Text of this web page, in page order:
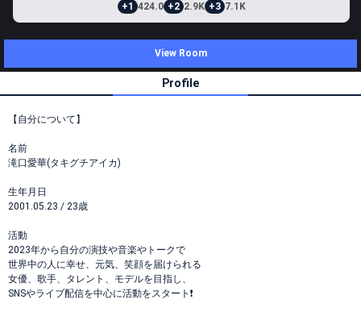
+1 424.0 +2 2.9K +3 7.1K
View Room
Profile
【自分について】
名前
滝口愛華(タキグチアイカ)
生年月日
2001.05.23 / 23歳
活動
2023年から自分の演技や音楽やトークで
世界中の人に幸せ、元気、笑顔を届けられる
女優、歌手、タレント、モデルを目指し、
SNSやライブ配信を中心に活動をスタート❗️